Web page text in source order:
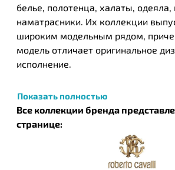
белье, полотенца, халаты,
наматрасники. Их коллекции
широким модельным рядом,
модель отличает оригинальное
исполнение.
известный итальянский бренд.
популярность в серидине XX века
необычным орнаментам на
материалах: трикотаже, дениме,
Отличительная черта бренда -
Показать полностью
Все коллекции бренда
странице: